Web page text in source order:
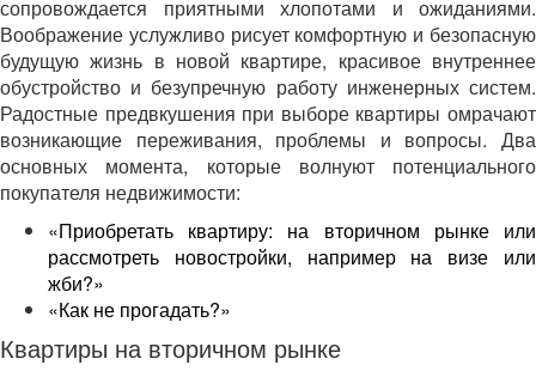
сопровождается приятными хлопотами и ожиданиями.
Воображение услужливо рисует комфортную и безопасную
будущую жизнь в новой квартире, красивое внутреннее
обустройство и безупречную работу инженерных систем.
Радостные предвкушения при выборе квартиры омрачают
возникающие переживания, проблемы и вопросы. Два
основных момента, которые волнуют потенциального
покупателя недвижимости:
«Приобретать квартиру: на вторичном рынке или
рассмотреть новостройки, например на визе или
жби?»
«Как не прогадать?»
Квартиры на вторичном рынке